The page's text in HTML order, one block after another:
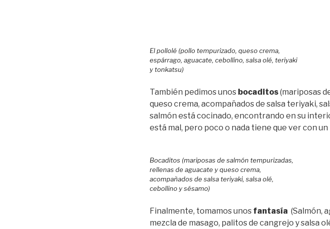
El pollolé (pollo tempurizado, queso crema,
espárrago, aguacate, cebollino, salsa olé, teriyaki
y tonkatsu)
También pedimos unos bocaditos(mariposas
queso crema, acompañados de salsa teriyaki,
salmón está cocinado, encontrando en su
está mal, pero poco o nada tiene que ver con un
Bocaditos (mariposas de salmón tempurizadas,
rellenas de aguacate y queso crema,
acompañados de salsa teriyaki, salsa olé,
cebollino y sésamo)
Finalmente, tomamos unos fantasía (Salmón,
mezcla de masago, palitos de cangrejo y salsa